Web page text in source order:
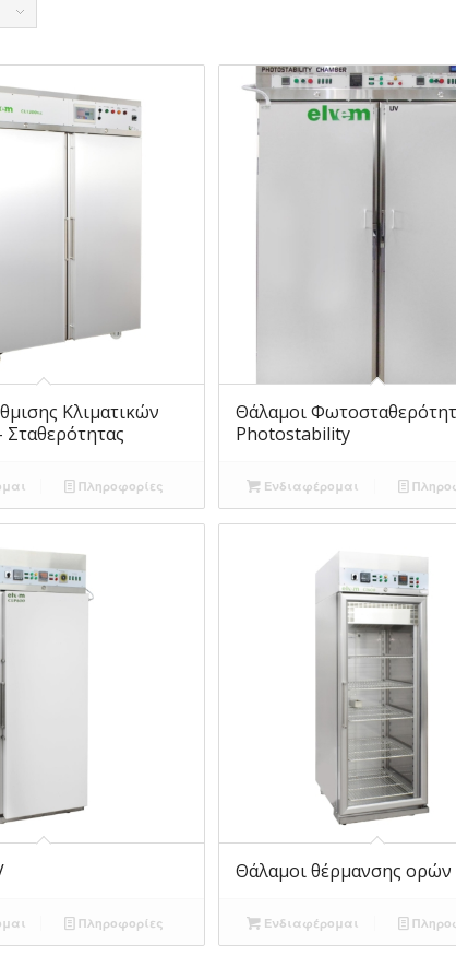
Κλιματικών
Πληροφορίες
Θάλαμοι
Photostability
Ενδιαφέρομαι
Πληροφορίες
Θάλαμοι θέρμανσης ορών
Ενδιαφέρομαι